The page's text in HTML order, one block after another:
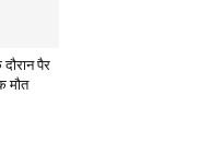
पैर
मौत